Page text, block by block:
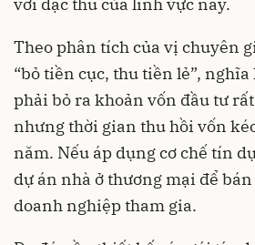
Theo phân tích của vị chuyên
“bỏ tiền cục, thu tiền lẻ”,
phải bỏ ra khoản vốn đầu tư
nhưng thời gian thu hồi vốn
năm. Nếu áp dụng cơ chế tín
dự án nhà ở thương mại để
doanh nghiệp tham gia.